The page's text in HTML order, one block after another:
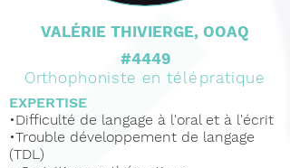
VALÉRIE THIVIERGE, OOAQ
#4449
Orthophoniste entélépratique
EXPERTISE
•Difficulté de langage à l'oral et à l'écrit
•Trouble développement de langage
(TDL)